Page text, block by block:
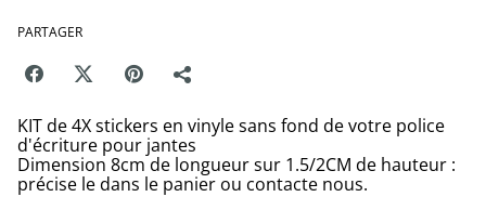
PARTAGER
KIT de 4X stickers en vinyle sans fond de votre police
d'écriture pour jantes
Dimension 8cm de longueur sur 1.5/2CM de hauteur :
précise le dans le panier ou contacte nous.